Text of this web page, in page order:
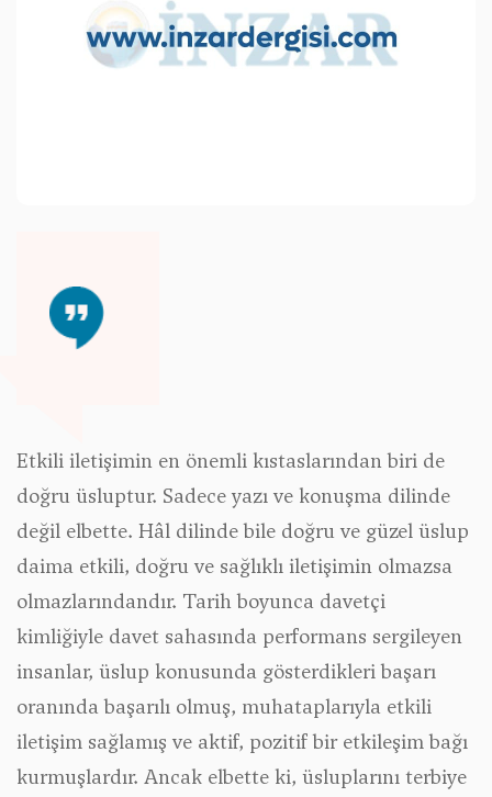
Etkili iletişimin en önemli kıstaslarından biri de
doğru üsluptur. Sadece yazı ve konuşma dilinde
değil elbette. Hâl dilinde bile doğru ve güzel üslup
daima etkili, doğru ve sağlıklı iletişimin olmazsa
olmazlarındandır. Tarih boyunca davetçi
kimliğiyle davet sahasında performans sergileyen
insanlar, üslup konusunda gösterdikleri başarı
oranında başarılı olmuş, muhataplarıyla etkili
iletişim sağlamış ve aktif, pozitif bir etkileşim bağı
kurmuşlardır. Ancak elbette ki, üsluplarını terbiye